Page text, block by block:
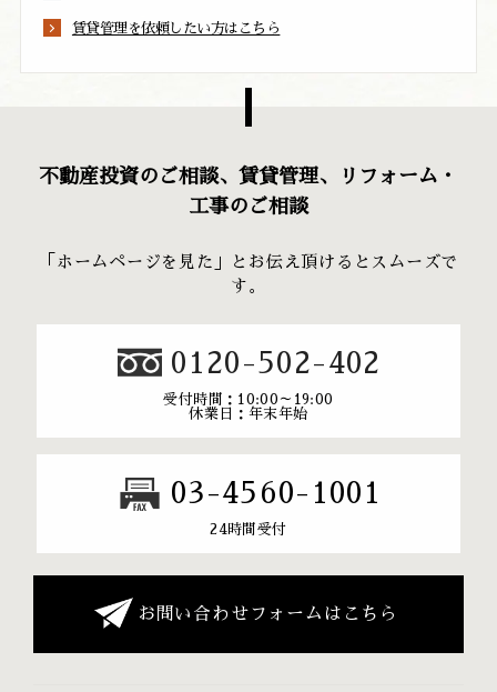
賃貸管理を依頼したい方はこちら
不動産投資のご相談、賃貸管理、リフォーム・
工事のご相談
「ホームページを見た」とお伝え頂けるとスムーズで
す。
0120-502-402
受付時間：10:00～19:00
休業日：年末年始
03-4560-1001
24時間受付
お問い合わせフォームはこちら